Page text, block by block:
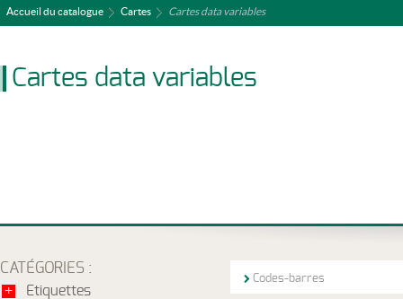
Accueil du catalogue Cartes Cartes data variables
Cartes data variables
CATÉGORIES :
+ Etiquettes
Codes-barres